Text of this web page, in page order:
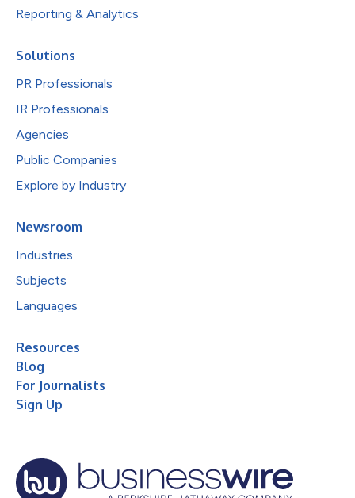
Reporting & Analytics
Solutions
PR Professionals
IR Professionals
Agencies
Public Companies
Explore by Industry
Newsroom
Industries
Subjects
Languages
Resources
Blog
For Journalists
Sign Up